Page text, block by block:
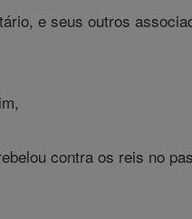
e seus outros
contra os reis no